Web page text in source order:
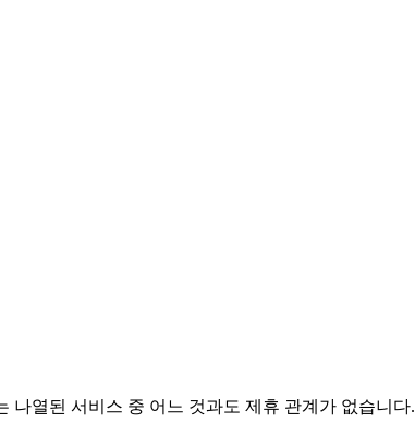
나열된 서비스 중 어느 것과도 제휴 관계가 없습니다.